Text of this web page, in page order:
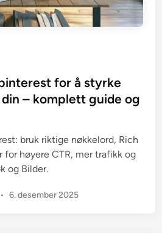
for å styrke
– komplett guide og
bruk riktige nøkkelord, Rich
for høyere CTR, mer trafikk og
og Bilder.
• 6. desember 2025